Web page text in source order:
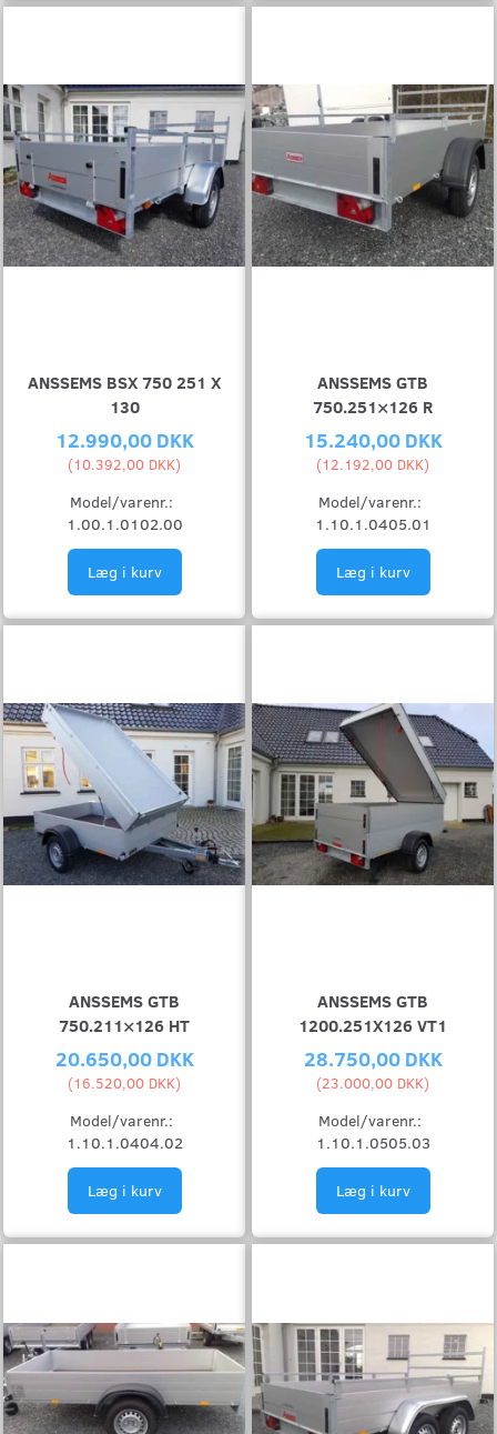
ANSSEMS BSX 750 251 X
130
12.990,00 DKK
(10.392,00 DKK)
Model/varenr.:
1.00.1.0102.00
Læg i kurv
ANSSEMS GTB
750.251×126 R
15.240,00 DKK
(12.192,00 DKK)
Model/varenr.:
1.10.1.0405.01
Læg i kurv
ANSSEMS GTB
750.211×126 HT
20.650,00 DKK
(16.520,00 DKK)
Model/varenr.:
1.10.1.0404.02
Læg i kurv
ANSSEMS GTB
1200.251X126 VT1
28.750,00 DKK
(23.000,00 DKK)
Model/varenr.:
1.10.1.0505.03
Læg i kurv